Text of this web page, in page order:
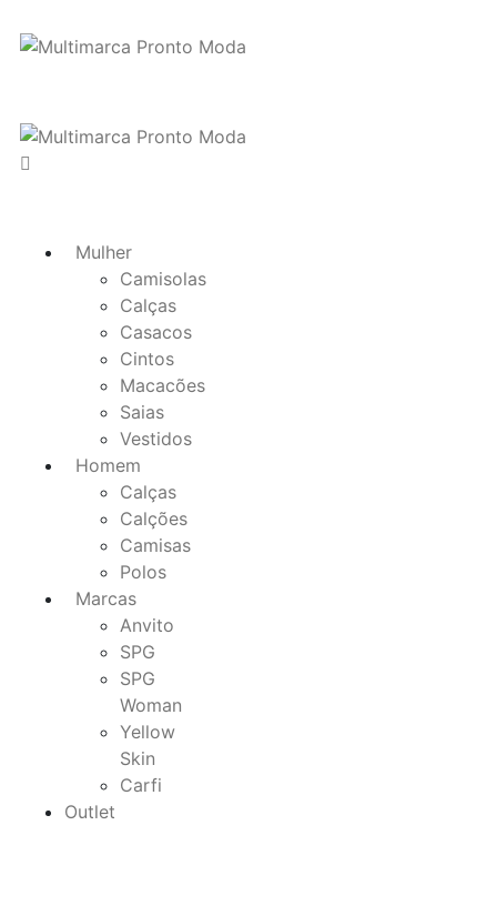
Mulher
Camisolas
Calças
Casacos
Cintos
Macacões
Saias
Vestidos
Homem
Calças
Calções
Camisas
Polos
Marcas
Anvito
SPG
SPG
Woman
Yellow
Skin
Carfi
Outlet